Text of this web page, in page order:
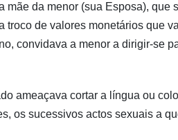
mãe da menor (sua Esposa), que
de valores monetários que
convidava a menor a dirigir-se
ameaçava cortar a língua ou
os sucessivos actos sexuais a